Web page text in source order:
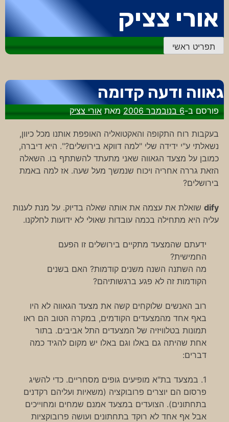
לתוכן
אורי צציק
תפריט ראשי
גאווה ודעה קדומה
פורסם ב-6 בנובמבר 2006 מאתאורי צציק
בעקבות רוח התקופה והאקטואליה האופפת אותנו מכל כיוון,
נשאלתי ע"י ידידה שלי "למה דווקא בירושלים?". היא דיברה,
כמובן על מצעד הגאווה שאני מתעתד להשתתף בו. השאלה
הזאת גררה אחריה ויכוח שנמשך מעל שעה. אז למה באמת
בירושלים?
dify שואלת את עצמה את אותה שאלה בדיוק. על מנת לענות
עליה היא מתחילה בכמה עובדות שאולי לא ידועות לחלקנו.
ידעתם שהמצעד מתקיים בירושלים זו הפעם
החמישית?
מה השתנה השנה משנים קודמות? האם בשנים
הקודמות זה לא פגע ברגשותיהם?
רוב האנשים שלוקחים קשה את מצעד הגאווה לא היו
באף אחד מהמצעדים הקודמים, במקרה הטוב הם ראו
תמונות בטלוויזיה של המצעדים התל אביבים. בתור
אחת שהיתה גם באלו וגם באלו יש מקום להגיד כמה
דברים:
1. במצעד בת"א מופיעים גופים מסחריים. כדי להשיג
פרסום הם יוצרים פרובוקציה (משאיות ועליהם רקדנים
בתחתונים). הצועדים במצעד אמנם שמחים ומחוייכים
אבל אף אחד לא רוקד בתחתונים ועושה פרובוקציות